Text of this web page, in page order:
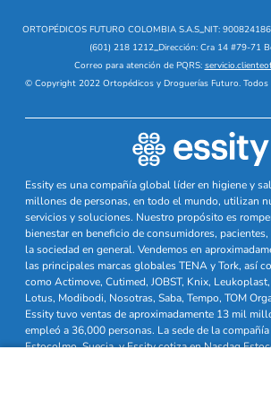
ORTOPÉDICOS FUTURO COLOMBIA S.A.S_NIT:
(601) 218 1212_Dirección: Cra 14 #79-71
Correo para atención de PQRS:
© Copyright 2022 Ortopédicos y Droguerías Futuro. Todos
Essity es una compañía global líder en higiene y
millones de personas, en todo el mundo, utilizan
servicios y soluciones. Nuestro propósito es
bienestar en beneficio de consumidores,
la sociedad en general. Vendemos en
las principales marcas globales TENA y Tork, así
como Actimove, Cutimed, JOBST, Knix,
Lotus, Modibodi, Nosotras, Saba, Tempo, TOM
Essity tuvo ventas de aproximadamente 13 mil
empleó a 36,000 personas. La sede de la
Estocolmo, Suecia, y Essity cotiza en Nasdaq